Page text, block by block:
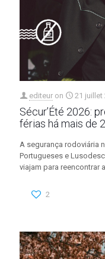
editeur on 21 juillet
Sécur’Été 2026:
férias há mais de
A segurança rodoviária
Portugueses e
viajam para reencontrar
2